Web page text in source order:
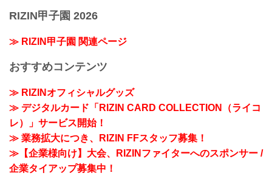
RIZIN甲子園 2026
≫ RIZIN甲子園 関連ページ
おすすめコンテンツ
≫ RIZINオフィシャルグッズ
≫ デジタルカード「RIZIN CARD COLLECTION（ライコ
レ）」サービス開始！
≫ 業務拡大につき、RIZIN FFスタッフ募集！
≫【企業様向け】大会、RIZINファイターへのスポンサー /
企業タイアップ募集中！